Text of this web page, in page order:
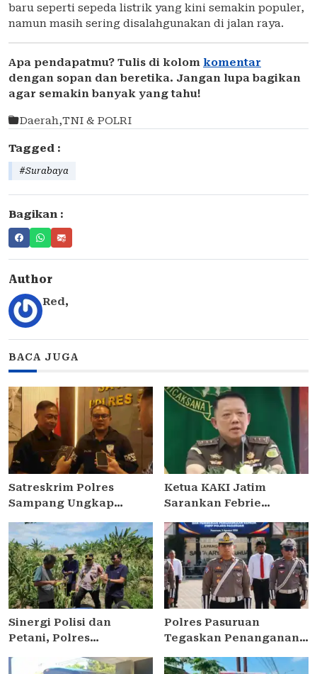
baru seperti sepeda listrik yang kini semakin populer,
namun masih sering disalahgunakan di jalan raya.
Apa pendapatmu? Tulis di kolom komentar
dengan sopan dan beretika. Jangan lupa bagikan
agar semakin banyak yang tahu!
Daerah,TNI & POLRI
Tagged :
#Surabaya
Bagikan :
Author
Red,
BACA JUGA
Satreskrim Polres
Sampang Ungkap
Kedungdung, Dua Pria
Diamankan
Ketua KAKI Jatim
Sarankan Febrie
Sikap dan Hormati
Proses Hukum, Bukan
Ajukan Praperadilan
Sinergi Polisi dan
Petani, Polres
Perak Panen Jagung
Polres Pasuruan
Tegaskan Penanganan
Telah Tuntas dan